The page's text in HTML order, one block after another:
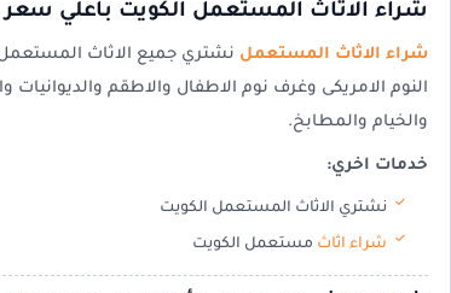
شراء الاثاث المستعمل الكويت بأعلي سعر
شراء الاثاث المستعمل نشتري جميع الاثاث المستعمل
النوم الامريكى وغرف نوم الاطفال والاطقم والديوانيات
والخيام والمطابخ.
خدمات اخري:
نشتري الاثاث المستعمل الكويت
شراء اثاث مستعمل الكويت